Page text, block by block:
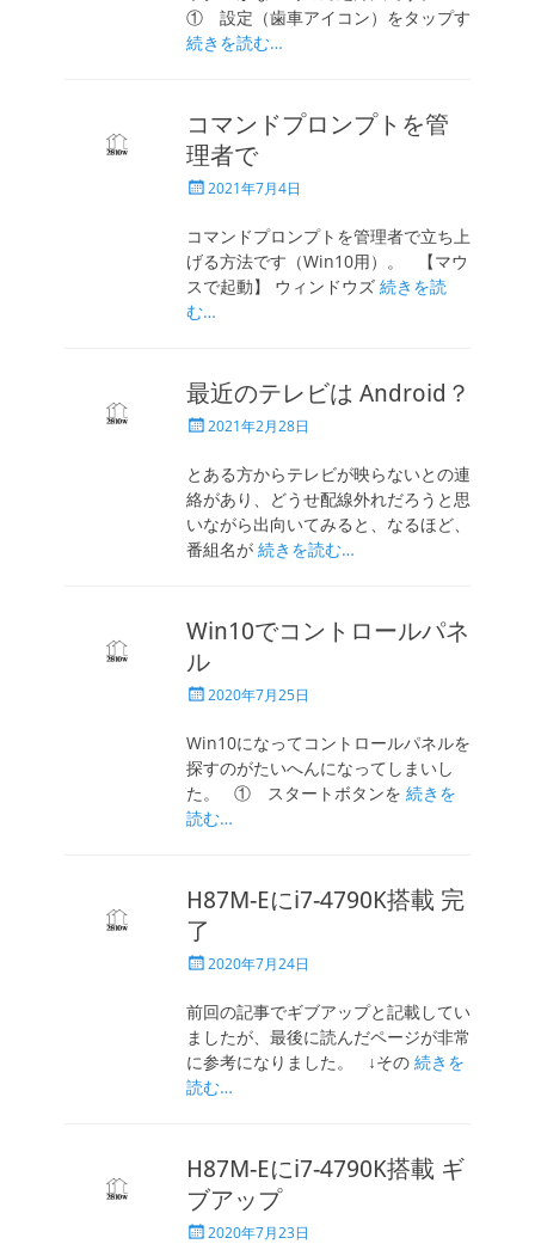
① 設定（歯車アイコン）をタップす
続きを読む…
コマンドプロンプトを管
理者で
投
日
2021年7月4日
コマンドプロンプトを管理者で立ち上
げる方法です（Win10用）。 【マウ
スで起動】 ウィンドウズ 続きを読
む…
最近のテレビは Android？
投
日
2021年2月28日
とある方からテレビが映らないとの連
絡があり、どうせ配線外れだろうと思
いながら出向いてみると、なるほど、
番組名が 続きを読む…
Win10でコントロールパネ
ル
投
日
2020年7月25日
Win10になってコントロールパネルを
探すのがたいへんになってしまいし
た。 ① スタートボタンを 続きを
読む…
H87M-Eにi7-4790K搭載 完
了
投
日
2020年7月24日
前回の記事でギブアップと記載してい
ましたが、最後に読んだページが非常
に参考になりました。 ↓その 続きを
読む…
H87M-Eにi7-4790K搭載 ギ
ブアップ
投 2020年7月23日